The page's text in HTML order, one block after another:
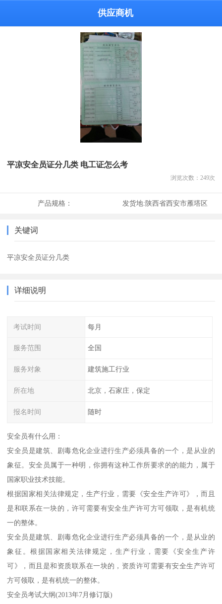
供应商机
平凉安全员证分几类 电工证怎么考
浏览次数： 249次
产品规格： 发货地:陕西省西安市雁塔区
关键词
平凉安全员证分几类
详细说明
考试时间 每月
服务范围 全国
服务对象 建筑施工行业
所在地 北京，石家庄，保定
报名时间 随时
安全员有什么用：
安全员是建筑、剧毒危化企业进行生产必须具备的一个，是从业的
象征。安全员属于一种明，你拥有这种工作所要求的的能力，属于
国家职业技术技能。
根据国家相关法律规定，生产行业，需要《安全生产许可》，而且
是和联系在一块的，许可需要有安全生产许可方可领取，是有机统
一的整体。
安全员是建筑、剧毒危化企业进行生产必须具备的一个，是从业的
象征。根据国家相关法律规定，生产行业，需要《安全生产许
可》，而且是和资质联系在一块的，资质许可需要有安全生产许可
方可领取，是有机统一的整体。
安全员考试大纲(2013年7月修订版)